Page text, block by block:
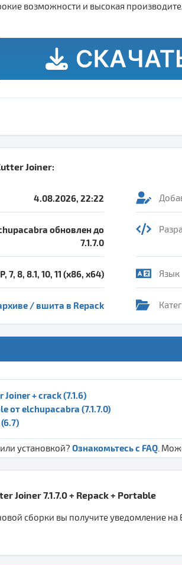
возможности и высокая
Joiner:
4.08.2026, 22:22
обновлен до
7.1.7.0
7, 8, 8.1, 10, 11 (x86, x64) Язык
/ вшита в Repack
Joiner + crack (7.1.6)
от elchupacabra (7.1.7.0)
установкой? Ознакомьтесь с FAQ.
Joiner 7.1.7.0 + Repack + Portable
сборки вы получите уведомление на